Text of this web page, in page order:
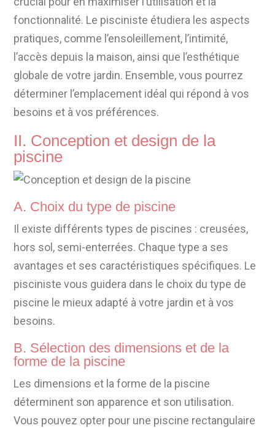
fonctionnalité. Le pisciniste étudiera les aspects
pratiques, comme l’ensoleillement, l’intimité,
l’accès depuis la maison, ainsi que l’esthétique
globale de votre jardin. Ensemble, vous pourrez
déterminer l’emplacement idéal qui répond à vos
besoins et à vos préférences.
II. Conception et design de la
piscine
A. Choix du type de piscine
Il existe différents types de piscines : creusées,
hors sol, semi-enterrées. Chaque type a ses
avantages et ses caractéristiques spécifiques. Le
pisciniste vous guidera dans le choix du type de
piscine le mieux adapté à votre jardin et à vos
besoins.
B. Sélection des dimensions et de la
forme de la piscine
Les dimensions et la forme de la piscine
déterminent son apparence et son utilisation.
Vous pouvez opter pour une piscine rectangulaire